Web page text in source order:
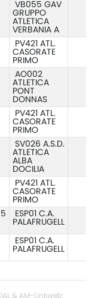
VB055 GAV
GRUPPO
ATLETICA
VERBANIA A
PV421 ATL.
CASORATE
PRIMO
AO002
ATLETICA
PONT
DONNAS
PV421 ATL.
CASORATE
PRIMO
SV026 A.S.D.
ATLETICA
ALBA
DOCILIA
PV421 ATL.
CASORATE
PRIMO
ESP01 C.A.
PALAFRUGELL
ESP01 C.A.
PALAFRUGELL
& AM-Linkweb